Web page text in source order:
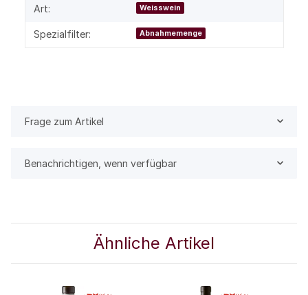
Art: Weisswein
Spezialfilter: Abnahmemenge
Frage zum Artikel
Benachrichtigen, wenn verfügbar
Ähnliche Artikel